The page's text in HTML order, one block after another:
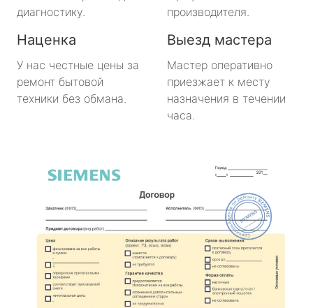
диагностику.
производителя.
Наценка
У нас честные цены за
ремонт бытовой
техники без обмана.
Выезд мастера
Мастер оперативно
приезжает к месту
назначения в течении
часа.